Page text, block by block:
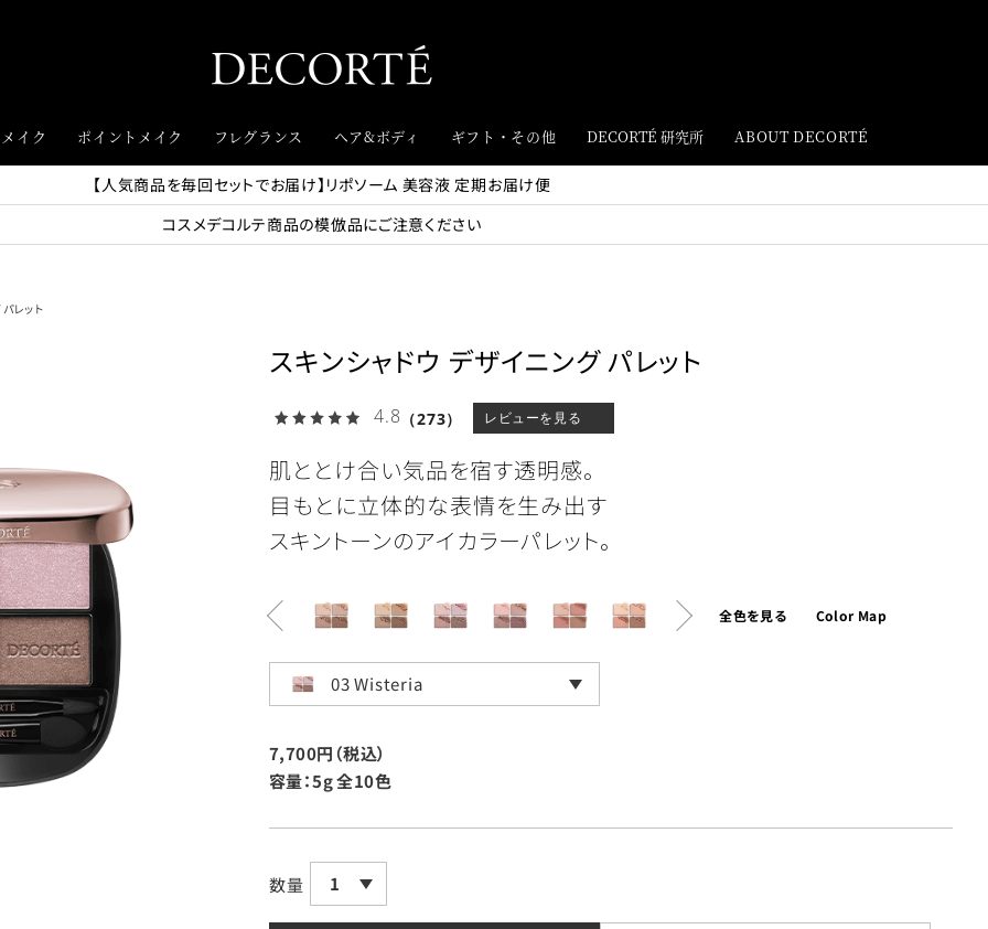
イク ポイントメイク フレグランス ヘア&ボディ ギフト・その他 DECORTÉ 研究所 ABOUT DECORTÉ
【人気商品を毎回セットでお届け】リポソーム 美容液 定期お届け便
コスメデコルテ商品の模倣品にご注意ください
レット
スキンシャドウ デザイニング パレット
4.8 （273） レビューを見る
肌ととけ合い気品を宿す透明感。
目もとに立体的な表情を生み出す
スキントーンのアイカラーパレット。
全色を見る Color Map
03 Wisteria
7,700円（税込）
容量：5g全10色
数量 1